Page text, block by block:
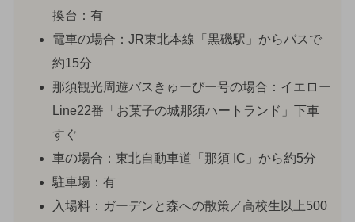
換台：有
電車の場合：JR東北本線「黒磯駅」からバスで
約15分
那須観光周遊バスきゅーびー号の場合：イエロー
Line22番「お菓子の城那須ハートランド」下車
すぐ
車の場合：東北自動車道「那須 IC」から約5分
駐車場：有
入場料：ガーデンと森への散策／高校生以上500